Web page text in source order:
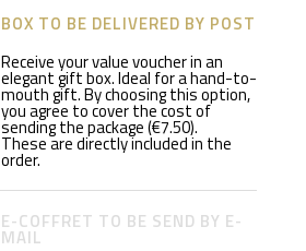
BOX TO BE DELIVERED BY POST
Receive your value voucher in an
elegant gift box. Ideal for a hand-to-
mouth gift. By choosing this option,
you agree to cover the cost of
sending the package (€7.50).
These are directly included in the
order.
E-COFFRET TO BE SEND BY E-
MAIL